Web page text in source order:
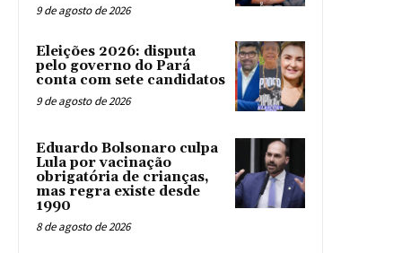
9 de agosto de 2026
Eleições 2026: disputa
pelo governo do Pará
conta com sete candidatos
9 de agosto de 2026
Eduardo Bolsonaro culpa
Lula por vacinação
obrigatória de crianças,
mas regra existe desde
1990
8 de agosto de 2026